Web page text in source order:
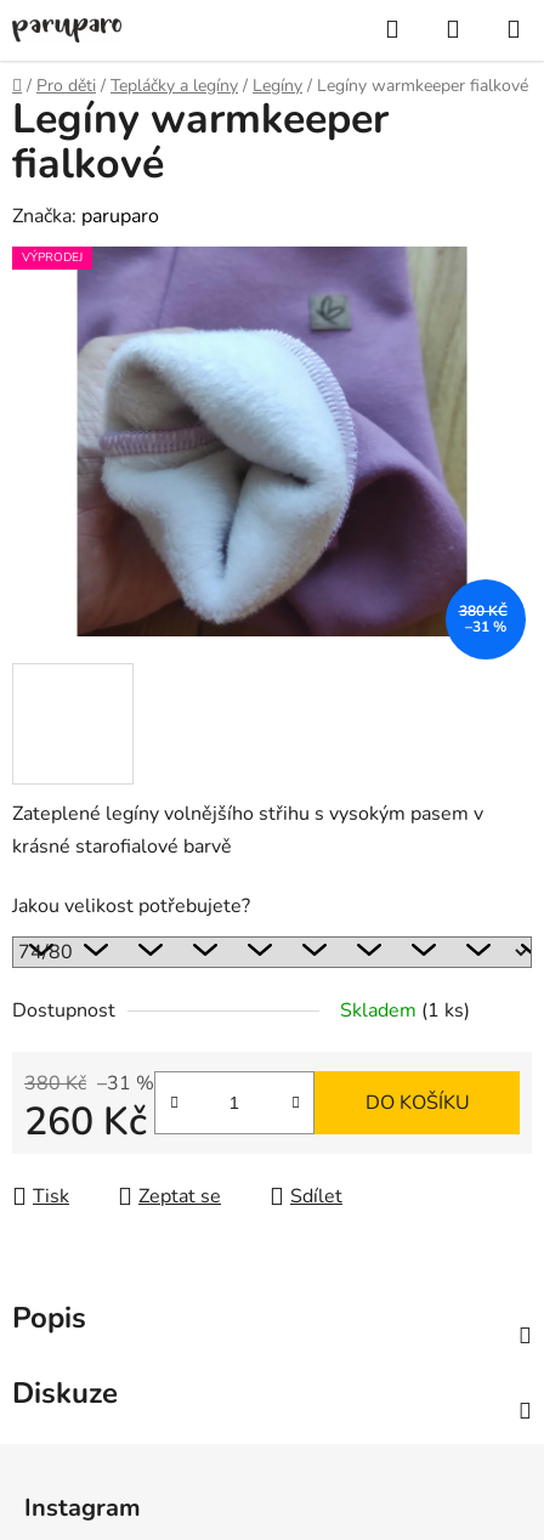
na
obsah
Hledat
KOŠÍK
Domů
/ Pro děti / Tepláčky a legíny / Legíny / Legíny warmkeeper fialkové
Zateplené legíny volnějšího střihu s vysokým pasem v
krásné starofialové barvě
Jakou velikost potřebujete?
Dostupnost Skladem (1 ks)
380 Kč –31 %
260 Kč DO KOŠÍKU
Tisk Zeptat se Sdílet
Legíny warmkeeper
fialkové
Značka: paruparo
VÝPRODEJ
380 KČ
–31 %
Popis
Diskuze
Instagram